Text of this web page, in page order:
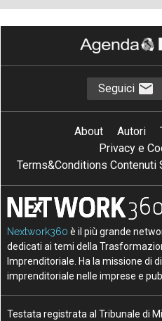
Seguici
About Autori
Privacy e
Terms&Conditions
Nextwork360 è il più grande
dedicati ai temi della
Imprenditoriale. Ha la missione di
imprenditoriale nelle imprese e
Testata registrata al Tribunale di